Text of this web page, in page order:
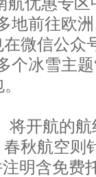
地前往欧
微信公众
个冰雪主
将开航的
秋航空则
明含免费